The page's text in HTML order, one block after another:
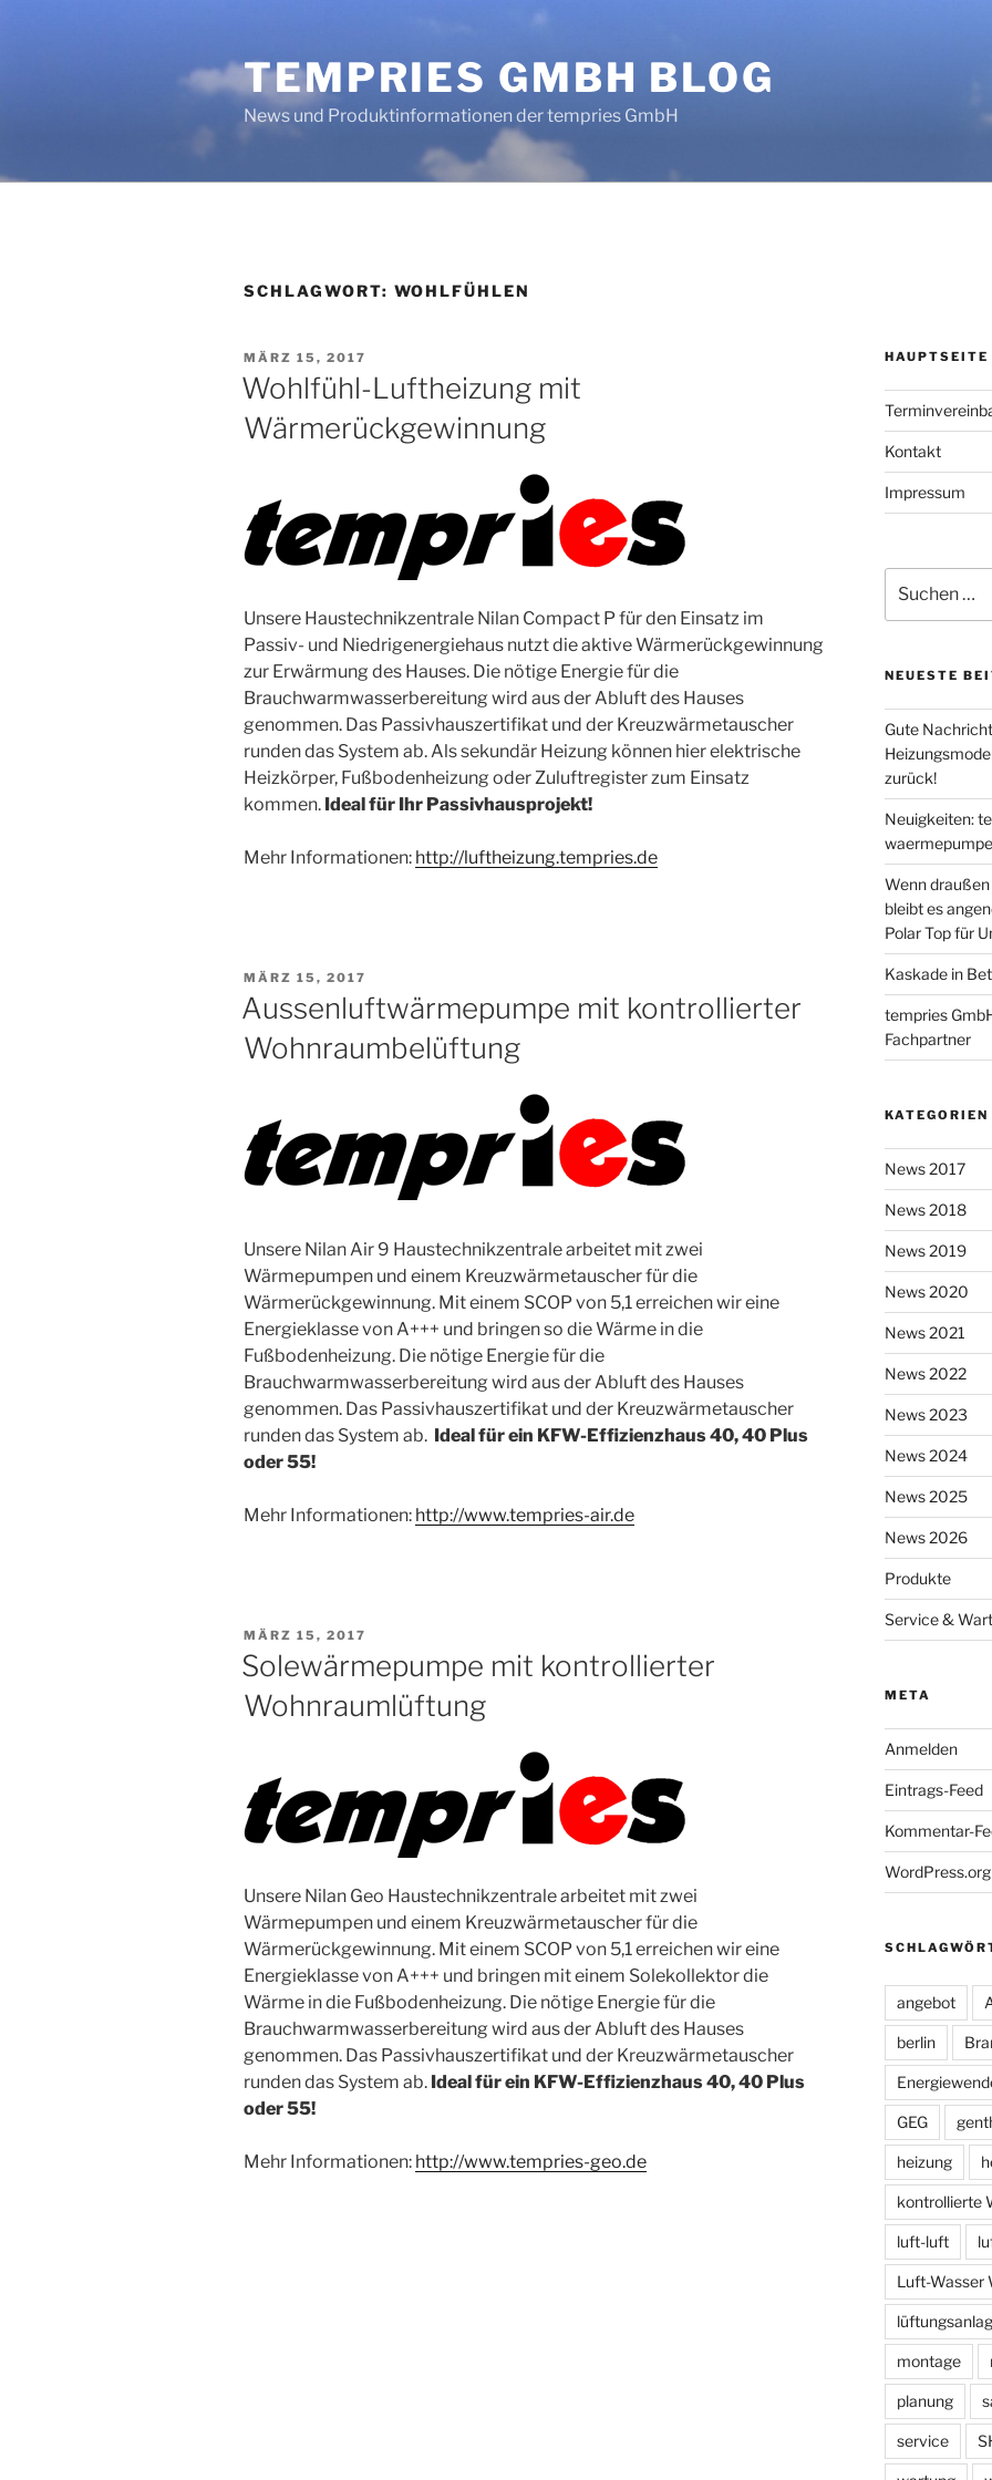
TEMPRIES GMBH BLOG
News und Produktinformationen der tempries GmbH
SCHLAGWORT: WOHLFÜHLEN
VERÖFFENTLICHT
AM
MÄRZ 15, 2017
Wohlfühl-Luftheizung mit
Wärmerückgewinnung
Unsere Haustechnikzentrale Nilan Compact P für den Einsatz im
Passiv- und Niedrigenergiehaus nutzt die aktive Wärmerückgewinnung
zur Erwärmung des Hauses. Die nötige Energie für die
Brauchwarmwasserbereitung wird aus der Abluft des Hauses
genommen. Das Passivhauszertifikat und der Kreuzwärmetauscher
runden das System ab. Als sekundär Heizung können hier elektrische
Heizkörper, Fußbodenheizung oder Zuluftregister zum Einsatz
kommen. Ideal für Ihr Passivhausprojekt!
Mehr Informationen: http://luftheizung.tempries.de
VERÖFFENTLICHT
AM
MÄRZ 15, 2017
Aussenluftwärmepumpe mit kontrollierter
Wohnraumbelüftung
Unsere Nilan Air 9 Haustechnikzentrale arbeitet mit zwei
Wärmepumpen und einem Kreuzwärmetauscher für die
Wärmerückgewinnung. Mit einem SCOP von 5,1 erreichen wir eine
Energieklasse von A+++ und bringen so die Wärme in die
Fußbodenheizung. Die nötige Energie für die
Brauchwarmwasserbereitung wird aus der Abluft des Hauses
genommen. Das Passivhauszertifikat und der Kreuzwärmetauscher
runden das System ab. Ideal für ein KFW-Effizienzhaus 40, 40 Plus
oder 55!
Mehr Informationen: http://www.tempries-air.de
VERÖFFENTLICHT
AM
MÄRZ 15, 2017
Solewärmepumpe mit kontrollierter
Wohnraumlüftung
Unsere Nilan Geo Haustechnikzentrale arbeitet mit zwei
Wärmepumpen und einem Kreuzwärmetauscher für die
Wärmerückgewinnung. Mit einem SCOP von 5,1 erreichen wir eine
Energieklasse von A+++ und bringen mit einem Solekollektor die
Wärme in die Fußbodenheizung. Die nötige Energie für die
Brauchwarmwasserbereitung wird aus der Abluft des Hauses
genommen. Das Passivhauszertifikat und der Kreuzwärmetauscher
runden das System ab. Ideal für ein KFW-Effizienzhaus 40, 40 Plus
oder 55!
Mehr Informationen: http://www.tempries-geo.de
HAUPTSEITE
Kontakt
Impressum
nach:
NEUESTE
Gute
zurück!
Neuigkeiten:
Wenn
bleibt es
Polar Top für
Kaskade in
tempries
Fachpartner
KATEGORIEN
News 2017
News 2018
News 2019
News 2020
News 2021
News 2022
News 2023
News 2024
News 2025
News 2026
Produkte
Service &
META
Anmelden
Eintrags-Feed
Kommentar-
WordPress.org
angebot
berlin
GEG
heizung
kontrollierte
luft-luft
Luft-Wasser
montage
planung
service